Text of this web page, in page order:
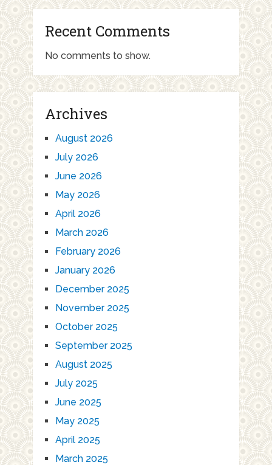
Recent Comments
No comments to show.
Archives
August 2026
July 2026
June 2026
May 2026
April 2026
March 2026
February 2026
January 2026
December 2025
November 2025
October 2025
September 2025
August 2025
July 2025
June 2025
May 2025
April 2025
March 2025